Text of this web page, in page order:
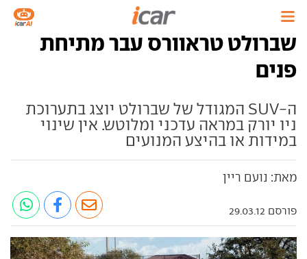
שברולט טראוורס עבר מתיחת
פנים
ה-SUV המגודל של שברולט יוצג בתערוכת
ניו יורק במראה עדכני ומלוטש. אין שינוי
במידות או בהיצע המנועים
מאת: נועם ריין
פורסם 29.03.12